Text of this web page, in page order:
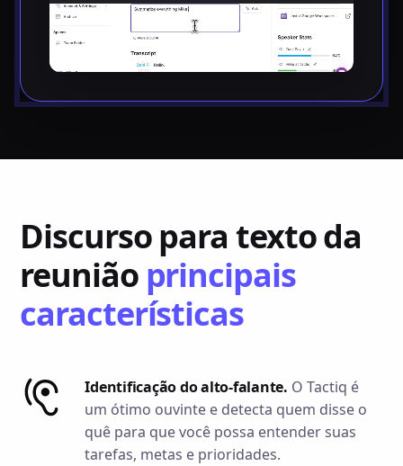
Discurso para texto da
reunião principais
características
Identificação do alto-falante. O Tactiq é
um ótimo ouvinte e detecta quem disse o
quê para que você possa entender suas
tarefas, metas e prioridades.